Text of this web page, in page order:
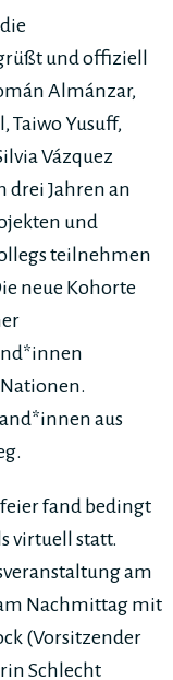
und offiziell
Almánzar,
Taiwo Yusuff,
Vázquez
drei Jahren an
und
teilnehmen
neue Kohorte
aus
fand bedingt
virtuell statt.
am
Nachmittag mit
(Vorsitzender
Schlecht